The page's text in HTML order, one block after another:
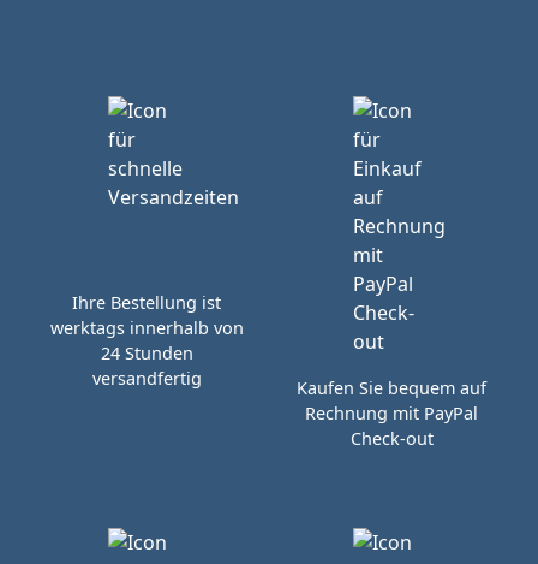
Ihre Bestellung ist
werktags innerhalb von
24 Stunden
versandfertig
Kaufen Sie bequem auf
Rechnung mit PayPal
Check-out